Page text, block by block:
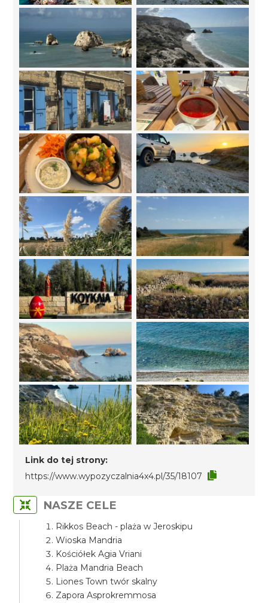
Link do tej strony:
https://www.wypozyczalnia4x4.pl/35/18107
NASZE CELE
Rikkos Beach - plaża w Jeroskipu
Wioska Mandria
Kościółek Agia Vriani
Plaża Mandria Beach
Liones Town twór skalny
Zapora Asprokremmosa